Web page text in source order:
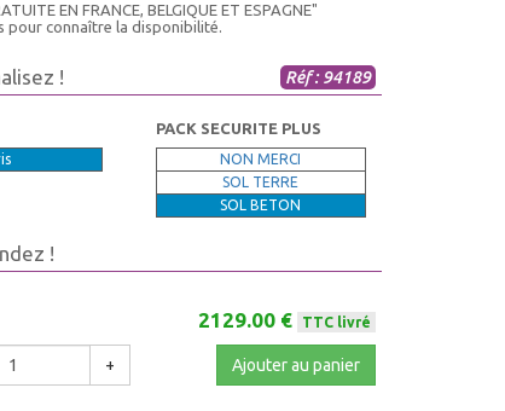
EN FRANCE, BELGIQUE ET ESPAGNE"
pour connaître la disponibilité.
! Réf : 94189
PACK SECURITE PLUS
NON MERCI
SOL TERRE
SOL BETON
!
+
2129.00 € TTC livré
Ajouter au panier